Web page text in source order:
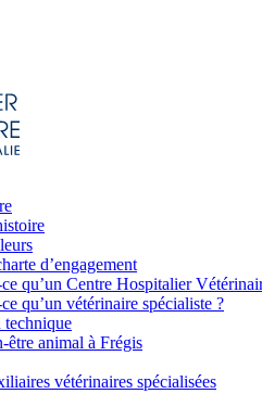
d’engagement
ce qu’un Centre Hospitalier
qu’un vétérinaire spécialiste ?
technique
être animal à Frégis
vétérinaires spécialisées